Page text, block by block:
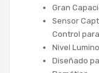
Gran
Sensor
Control
Nivel
Diseñado